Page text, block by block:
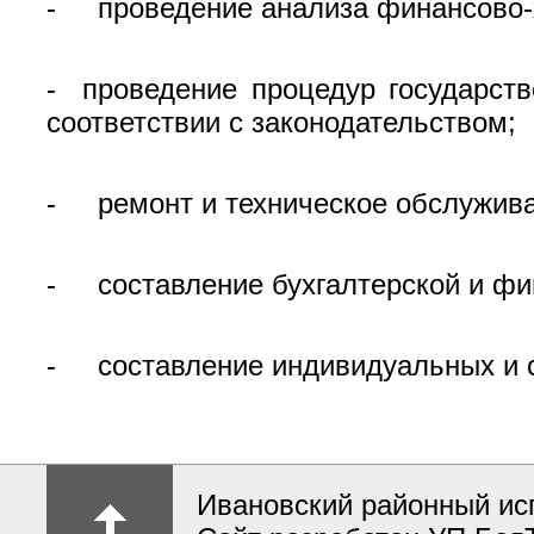
- проведение анализа финансово-
- проведение процедур
соответствии с законодательством;
- ремонт и техническое
- составление бухгалтерской и
- составление индивидуальных и
Ивановский районный